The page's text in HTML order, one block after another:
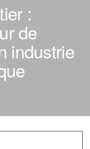
:
de
industrie